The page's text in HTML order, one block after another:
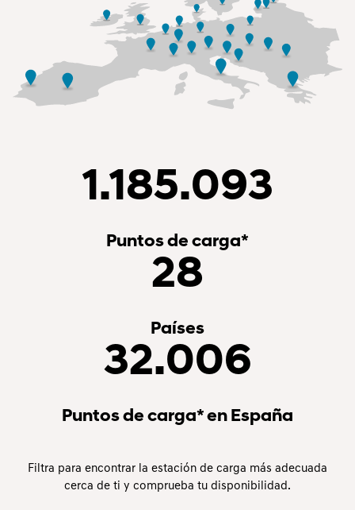
1.185.093
Puntos de carga*
28
Países
32.006
Puntos de carga* en España
Filtra para encontrar la estación de carga más adecuada
cerca de ti y comprueba tu disponibilidad.